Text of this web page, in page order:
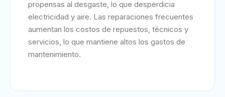
propensas al desgaste, lo que desperdicia
electricidad y aire. Las reparaciones frecuentes
aumentan los costos de repuestos, técnicos y
servicios, lo que mantiene altos los gastos de
mantenimiento.